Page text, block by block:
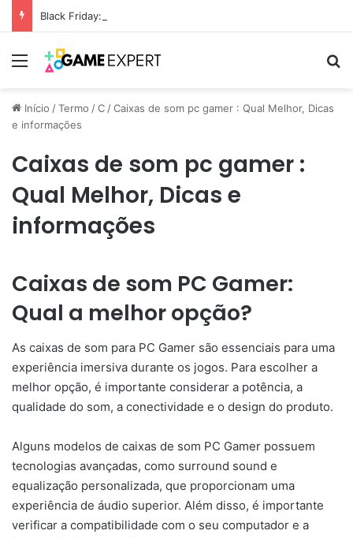
Black Friday: descontos incríveis em eletrônicos
Menu
Início /Termo /C /Caixas de som pc gamer : Qual Melhor, Dicas
e informações
Caixas de som pc gamer :
Qual Melhor, Dicas e
informações
Caixas de som PC Gamer:
Qual a melhor opção?
As caixas de som para PC Gamer são essenciais para uma
experiência imersiva durante os jogos. Para escolher a
melhor opção, é importante considerar a potência, a
qualidade do som, a conectividade e o design do produto.
Alguns modelos de caixas de som PC Gamer possuem
tecnologias avançadas, como surround sound e
equalização personalizada, que proporcionam uma
experiência de áudio superior. Além disso, é importante
verificar a compatibilidade com o seu computador e a